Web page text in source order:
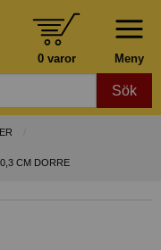
Meny
0 varor
Sök
CM DORRE